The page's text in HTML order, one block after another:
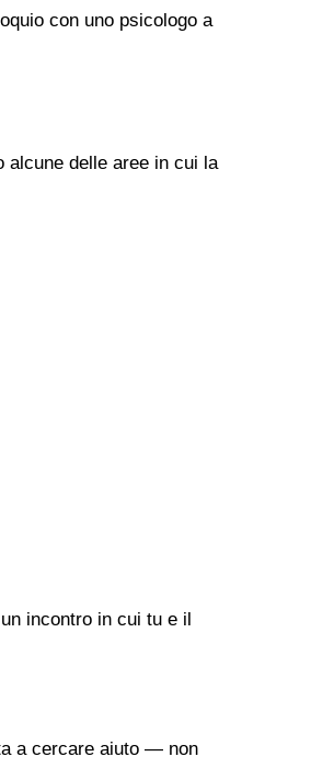
con uno psicologo a
alcune delle aree in cui la
incontro in cui tu e il
a cercare aiuto — non